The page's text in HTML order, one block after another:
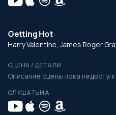
Getting Hot
Harry Valentine, James Roger
СЦЕНА / ДЕТАЛИ
Описание сцены пока
СЛУШАТЬ НА